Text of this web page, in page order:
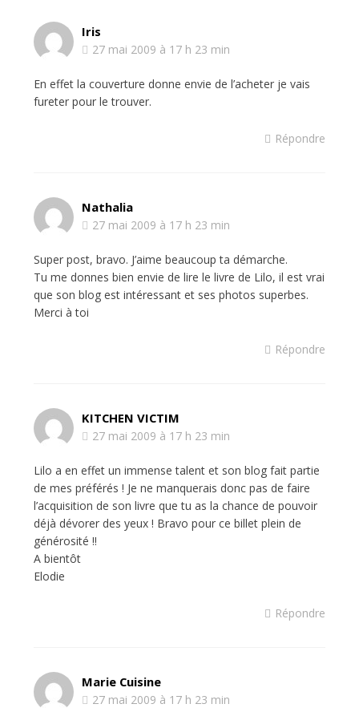
Iris
27 mai 2009 à 17 h 23 min
En effet la couverture donne envie de l’acheter je vais
fureter pour le trouver.
Répondre
Nathalia
27 mai 2009 à 17 h 23 min
Super post, bravo. J’aime beaucoup ta démarche.
Tu me donnes bien envie de lire le livre de Lilo, il est vrai
que son blog est intéressant et ses photos superbes.
Merci à toi
Répondre
KITCHEN VICTIM
27 mai 2009 à 17 h 23 min
Lilo a en effet un immense talent et son blog fait partie
de mes préférés ! Je ne manquerais donc pas de faire
l’acquisition de son livre que tu as la chance de pouvoir
déjà dévorer des yeux ! Bravo pour ce billet plein de
générosité !!
A bientôt
Elodie
Répondre
Marie Cuisine
27 mai 2009 à 17 h 23 min